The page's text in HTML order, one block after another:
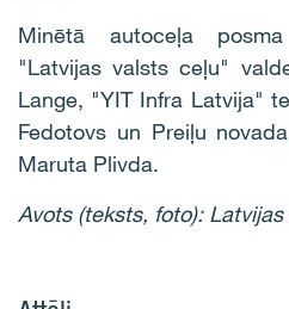
Minētā autoceļa
"Latvijas valsts ceļu"
Lange, "YIT Infra Latvija"
Fedotovs un Preiļu
Maruta Plivda.
Avots (teksts, foto):